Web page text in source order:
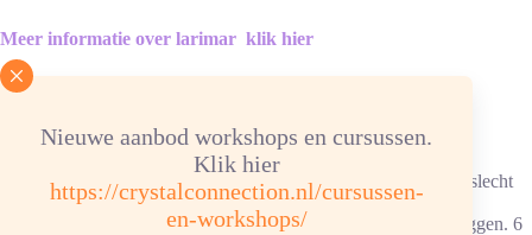
Nieuwe aanbod workshops en cursussen.
Klik hier
https://crystalconnection.nl/cursussen-
en-workshops/
Meer informatie over larimar klik hier
Advies energetische verzorging
Reinigen/ontladen: 1x per maand onder stromend water. Bij
verkleuringen wekelijks reinigen.
Ketting/armband: in hematietverzorgingssteentjes, elastiek kan slecht
tegen water.
Opladen: aansluitend, 1 tot 2 uur in de morgen- of avondzon liggen. 6